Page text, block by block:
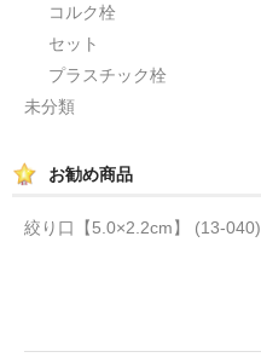
コルク栓
セット
プラスチック栓
未分類
お勧め商品
絞り口【5.0×2.2cm】 (13-040)